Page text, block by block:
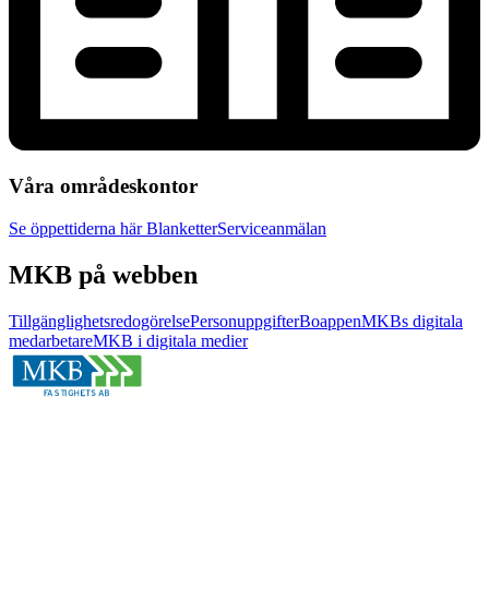
Våra områdeskontor
Se öppettiderna härBlanketterServiceanmälan
MKB på webben
TillgänglighetsredogörelsePersonuppgifterBoappenMKBs digitala
medarbetareMKB i digitala medier